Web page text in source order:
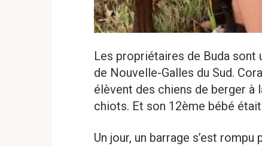
Les propriétaires de Buda sont
de Nouvelle-Galles du Sud.
élèvent des chiens de berger à
chiots. Et son 12ème bébé
Un jour, un barrage s’est